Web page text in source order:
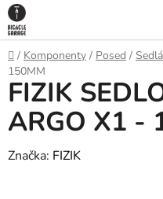
Prejsť
na
obsah
Domov
/ Komponenty / Posed / Sedlá
150MM
FIZIK
ARGO X1 -
Značka: FIZIK